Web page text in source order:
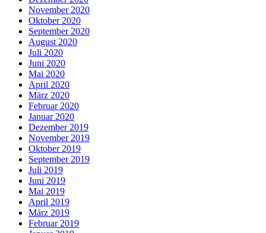
November 2020
Oktober 2020
September 2020
August 2020
Juli 2020
Juni 2020
Mai 2020
April 2020
März 2020
Februar 2020
Januar 2020
Dezember 2019
November 2019
Oktober 2019
September 2019
Juli 2019
Juni 2019
Mai 2019
April 2019
März 2019
Februar 2019